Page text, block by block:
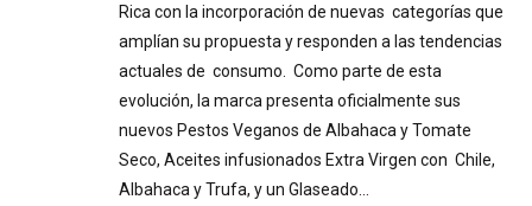
Rica con la incorporación de nuevas categorías que
amplían su propuesta y responden a las tendencias
actuales de consumo. Como parte de esta
evolución, la marca presenta oficialmente sus
nuevos Pestos Veganos de Albahaca y Tomate
Seco, Aceites infusionados Extra Virgen con Chile,
Albahaca y Trufa, y un Glaseado…